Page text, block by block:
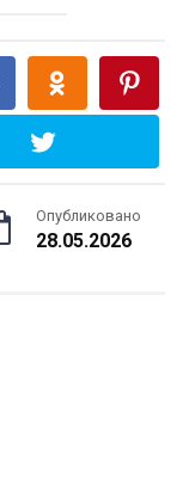
Опубликовано
28.05.2026